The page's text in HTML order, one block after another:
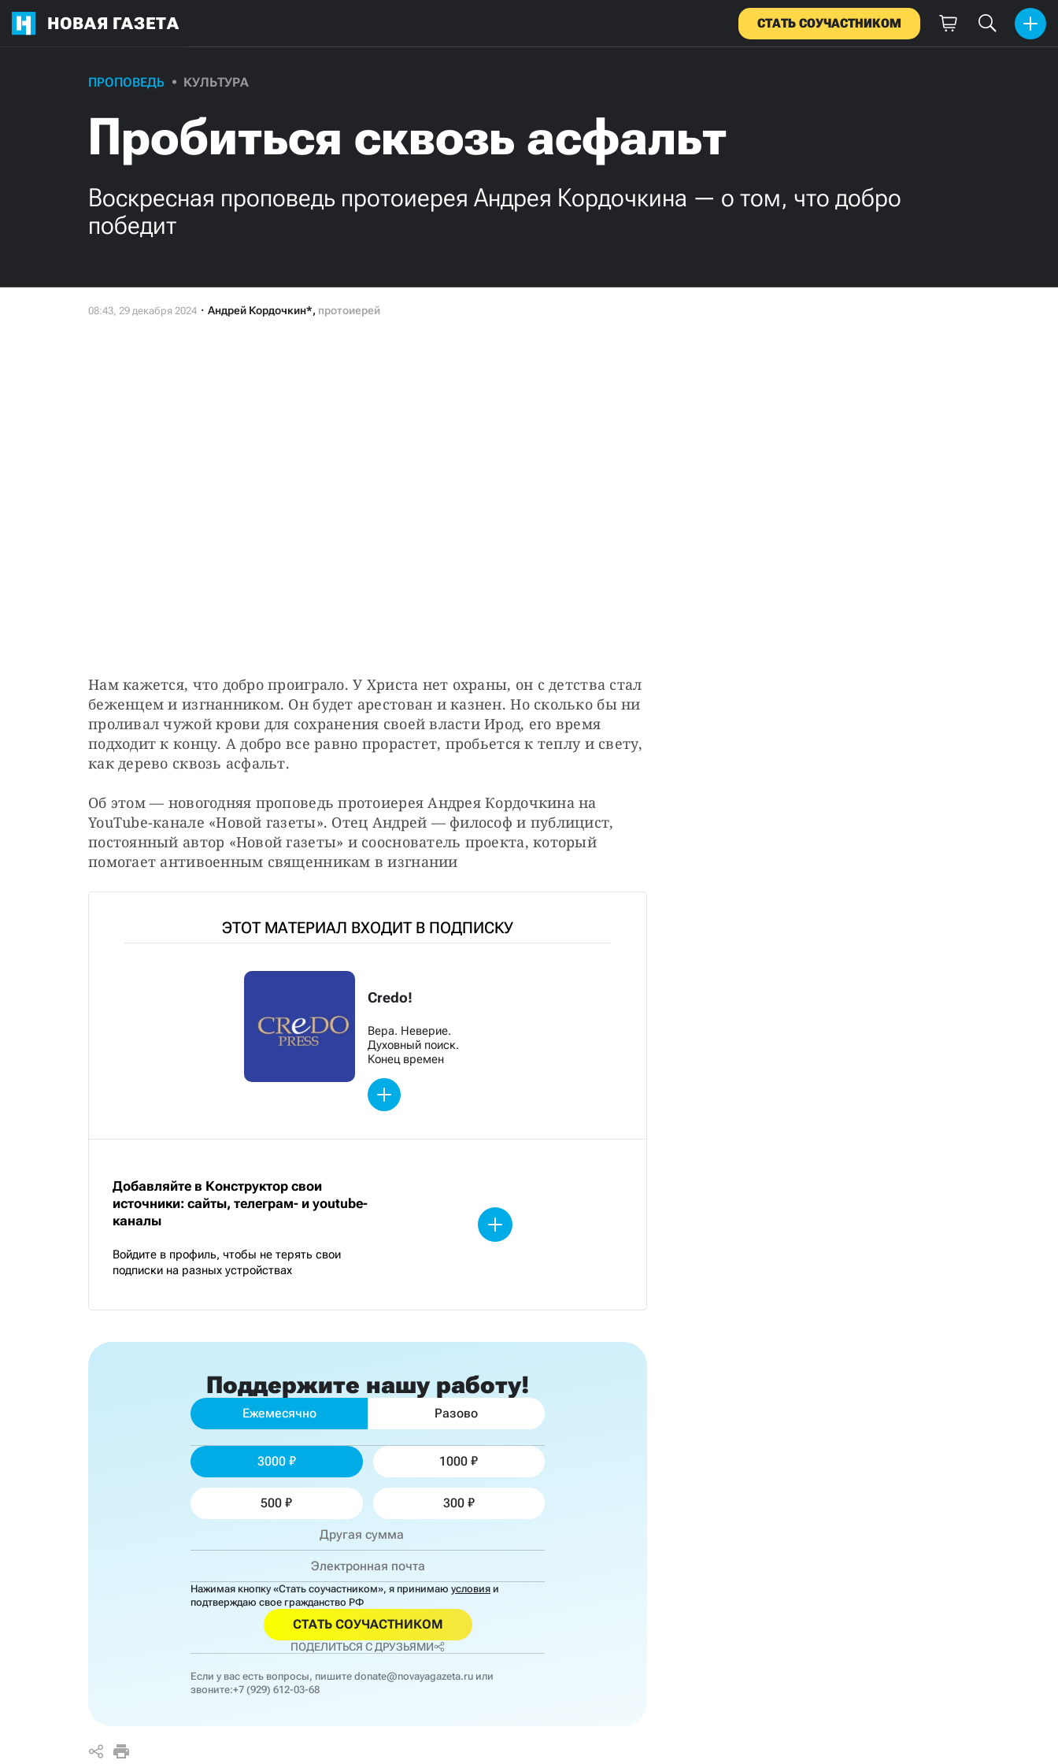
НОВАЯ ГАЗЕТА СТАТЬ СОУЧАСТНИКОМ
ПРОПОВЕДЬ КУЛЬТУРА
Пробиться сквозь асфальт
Воскресная проповедь протоиерея Андрея Кордочкина — о том, что добро
победит
Андрей Кордочкин*, протоиерей
Нам кажется, что добро проиграло. У Христа нет охраны, он с детства стал
беженцем и изгнанником. Он будет арестован и казнен. Но сколько бы ни
проливал чужой крови для сохранения своей власти Ирод, его время
подходит к концу. А добро все равно прорастет, пробьется к теплу и свету,
как дерево сквозь асфальт.
Об этом — новогодняя проповедь протоиерея Андрея Кордочкина на
YouTube-канале «Новой газеты». Отец Андрей — философ и публицист,
постоянный автор «Новой газеты» и сооснователь проекта, который
помогает антивоенным священникам в изгнании
ЭТОТ МАТЕРИАЛ ВХОДИТ В ПОДПИСКУ
Credo!
Вера. Неверие.
Духовный поиск.
Конец времен
Добавляйте в Конструктор свои
источники: сайты, телеграм- и youtube-
каналы
Войдите в профиль, чтобы не терять свои
подписки на разных устройствах
Поддержите нашу работу!
Ежемесячно Разово
3000 1000
500 300
Нажимая кнопку «Стать соучастником», я принимаю условия и
подтверждаю свое гражданство РФ
СТАТЬ СОУЧАСТНИКОМ
ПОДЕЛИТЬСЯ С ДРУЗЬЯМИ
Если у вас есть вопросы, пишите donate@novayagazeta.ru или
звоните:+7 (929) 612-03-68